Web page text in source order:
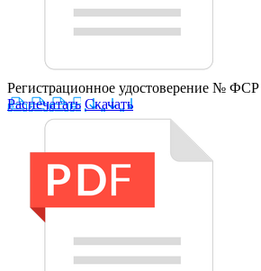
Регистрационное удостоверение № ФСР
Распечатать Скачать